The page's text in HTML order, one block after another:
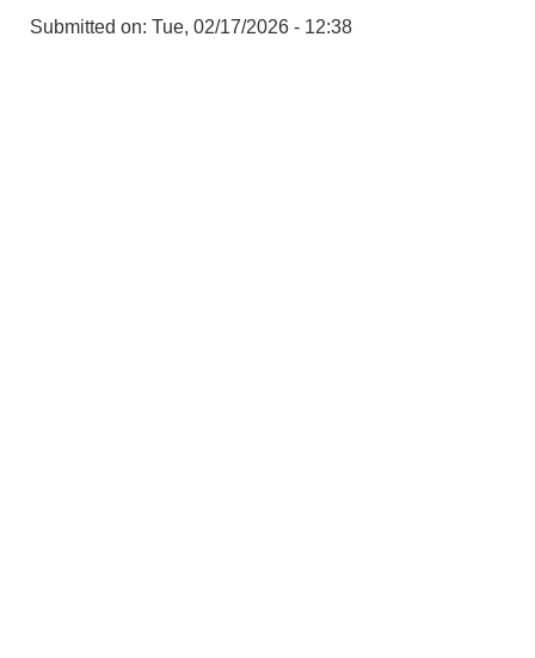
Submitted on: Tue, 02/17/2026 - 12:38